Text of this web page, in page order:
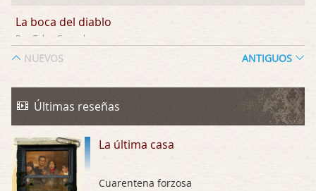
La boca del diablo
Por: Talan Gwynek
La Odisea
Por: Talan Gwynek
La Odisea
Por: Draghann
No sé si entrar en polémicas con respect …
NUEVOS ANTIGUOS
Últimas reseñas
La última casa
Cuarentena forzosa